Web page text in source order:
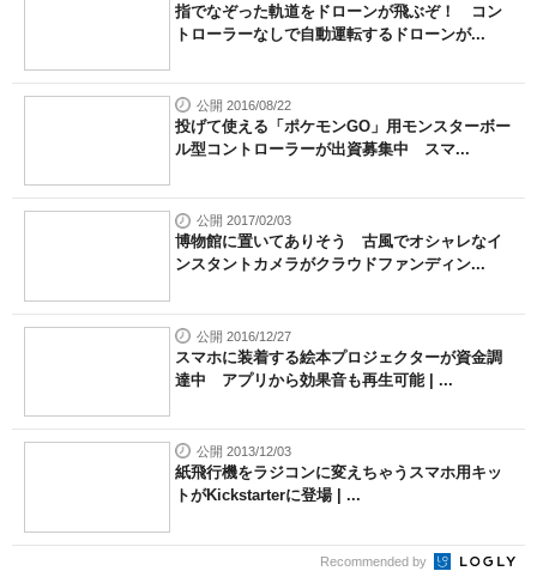
指でなぞった軌道をドローンが飛ぶぞ！ コン
トローラーなしで自動運転するドローンが...
公開 2016/08/22
投げて使える「ポケモンGO」用モンスターボー
ル型コントローラーが出資募集中 スマ...
公開 2017/02/03
博物館に置いてありそう 古風でオシャレなイ
ンスタントカメラがクラウドファンディン...
公開 2016/12/27
スマホに装着する絵本プロジェクターが資金調
達中 アプリから効果音も再生可能 | ...
公開 2013/12/03
紙飛行機をラジコンに変えちゃうスマホ用キッ
トがKickstarterに登場 | ...
Recommended by